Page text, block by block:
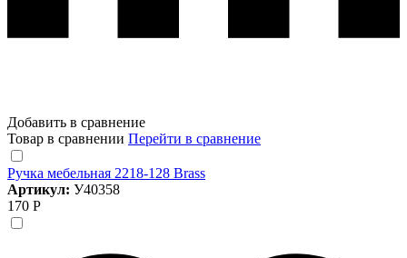
Добавить в сравнение
Товар в сравнении Перейти в сравнение
Ручка мебельная 2218-128 Brass
Артикул: У40358
170 Р